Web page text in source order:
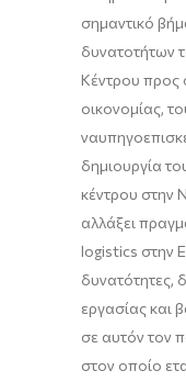
σημαντικό
δυνατοτήτων
Κέντρου προς
οικονομίας,
δημιουργία
κέντρου στην
αλλάξει
logistics στην
δυνατότητες,
εργασίας και
σε αυτόν τον
στον οποίο